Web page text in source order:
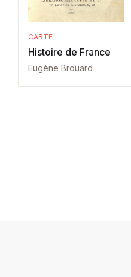
CARTE
Histoire de France
Eugène Brouard